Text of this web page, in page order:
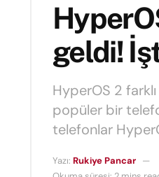
geldi!
HyperOS 2
popüler bir
telefonlar
Yazı: Rukiye Pancar